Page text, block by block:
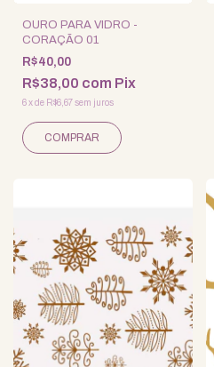
OURO PARA VIDRO -
CORAÇÃO 01
R$40,00
R$38,00 com Pix
6xde R$6,67sem juros